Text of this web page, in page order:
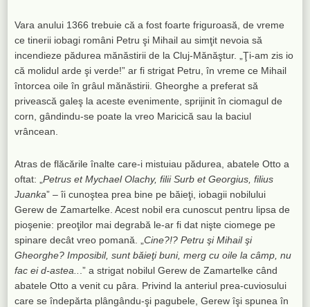
Vara anului 1366 trebuie că a fost foarte friguroasă, de vreme
ce tinerii iobagi români Petru şi Mihail au simţit nevoia să
incendieze pădurea mănăstirii de la Cluj-Mănăştur. „Ţi-am zis io
că molidul arde şi verde!” ar fi strigat Petru, în vreme ce Mihail
întorcea oile în grâul mănăstirii. Gheorghe a preferat să
privească galeş la aceste evenimente, sprijinit în ciomagul de
corn, gândindu-se poate la vreo Maricică sau la baciul
vrâncean.
Atras de flăcările înalte care-i mistuiau pădurea, abatele Otto a
oftat: „Petrus et Mychael Olachy, filii Surb et Georgius, filius
Juanka” – îi cunoştea prea bine pe băieţi, iobagii nobilului
Gerew de Zamartelke. Acest nobil era cunoscut pentru lipsa de
pioşenie: preoţilor mai degrabă le-ar fi dat nişte ciomege pe
spinare decât vreo pomană. „Cine?!? Petru şi Mihail şi
Gheorghe? Imposibil, sunt băieţi buni, merg cu oile la câmp, nu
fac ei d-astea..
.” a strigat nobilul Gerew de Zamartelke când
abatele Otto a venit cu pâra. Privind la anteriul prea-cuviosului
care se îndepărta plângându-şi pagubele, Gerew îşi spunea în